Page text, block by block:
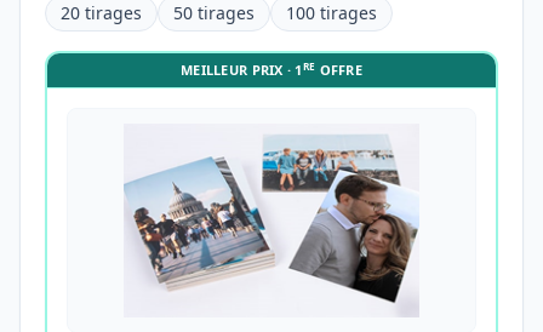
20 tirages 50 tirages 100 tirages
MEILLEUR PRIX · 1RE OFFRE